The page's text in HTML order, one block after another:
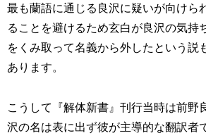
最も蘭語に通じる良沢に疑いが向けら
ることを避けるため玄白が良沢の気持
をくみ取って名義から外したという説
あります。
こうして『解体新書』刊行当時は前野
沢の名は表に出ず彼が主導的な翻訳者